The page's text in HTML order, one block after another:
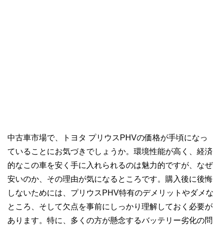
中古車市場で、トヨタ プリウスPHVの価格が手頃になっ
ていることにお気づきでしょうか。環境性能が高く、経済
的なこの車を安く手に入れられるのは魅力的ですが、なぜ
安いのか、その理由が気になるところです。購入後に後悔
しないためには、プリウスPHV特有のデメリットやダメな
ところ、そして欠点を事前にしっかり理解しておく必要が
あります。特に、多くの方が懸念するバッテリー劣化の問